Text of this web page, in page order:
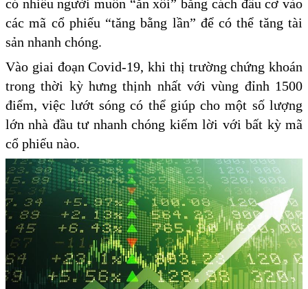
có nhiều người muốn “ăn xổi” bằng cách đầu cơ vào
các mã cổ phiếu “tăng bằng lần” để có thể tăng tài
sản nhanh chóng.
Vào giai đoạn Covid-19, khi thị trường chứng khoán
trong thời kỳ hưng thịnh nhất với vùng đỉnh 1500
điểm, việc lướt sóng có thể giúp cho một số lượng
lớn nhà đầu tư nhanh chóng kiếm lời với bất kỳ mã
cổ phiếu nào.